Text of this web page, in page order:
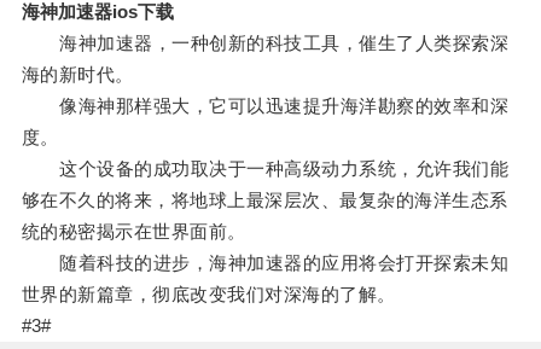
海神加速器ios下载
海神加速器，一种创新的科技工具，催生了人类探索深
海的新时代。
像海神那样强大，它可以迅速提升海洋勘察的效率和深
度。
这个设备的成功取决于一种高级动力系统，允许我们能
够在不久的将来，将地球上最深层次、最复杂的海洋生态系
统的秘密揭示在世界面前。
随着科技的进步，海神加速器的应用将会打开探索未知
世界的新篇章，彻底改变我们对深海的了解。
#3#